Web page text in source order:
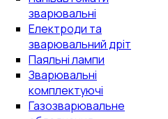
зварювальні
Електроди та
зварювальний дріт
Паяльні лампи
Зварювальні
комплектуючі
Газозварювальне